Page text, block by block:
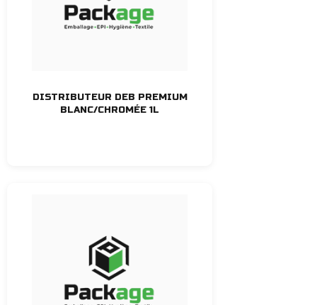
DISTRIBUTEUR DEB PREMIUM
BLANC/CHROMÉE 1L